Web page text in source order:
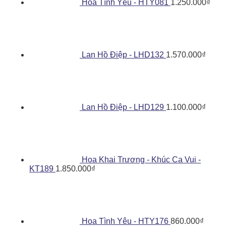
Hoa Tình Yêu - HTY081 1.250.000₫
Lan Hồ Điệp - LHD132 1.570.000₫
Lan Hồ Điệp - LHD129 1.100.000₫
Hoa Khai Trương - Khúc Ca Vui -
KT189 1.850.000₫
Hoa Tình Yêu - HTY176 860.000₫